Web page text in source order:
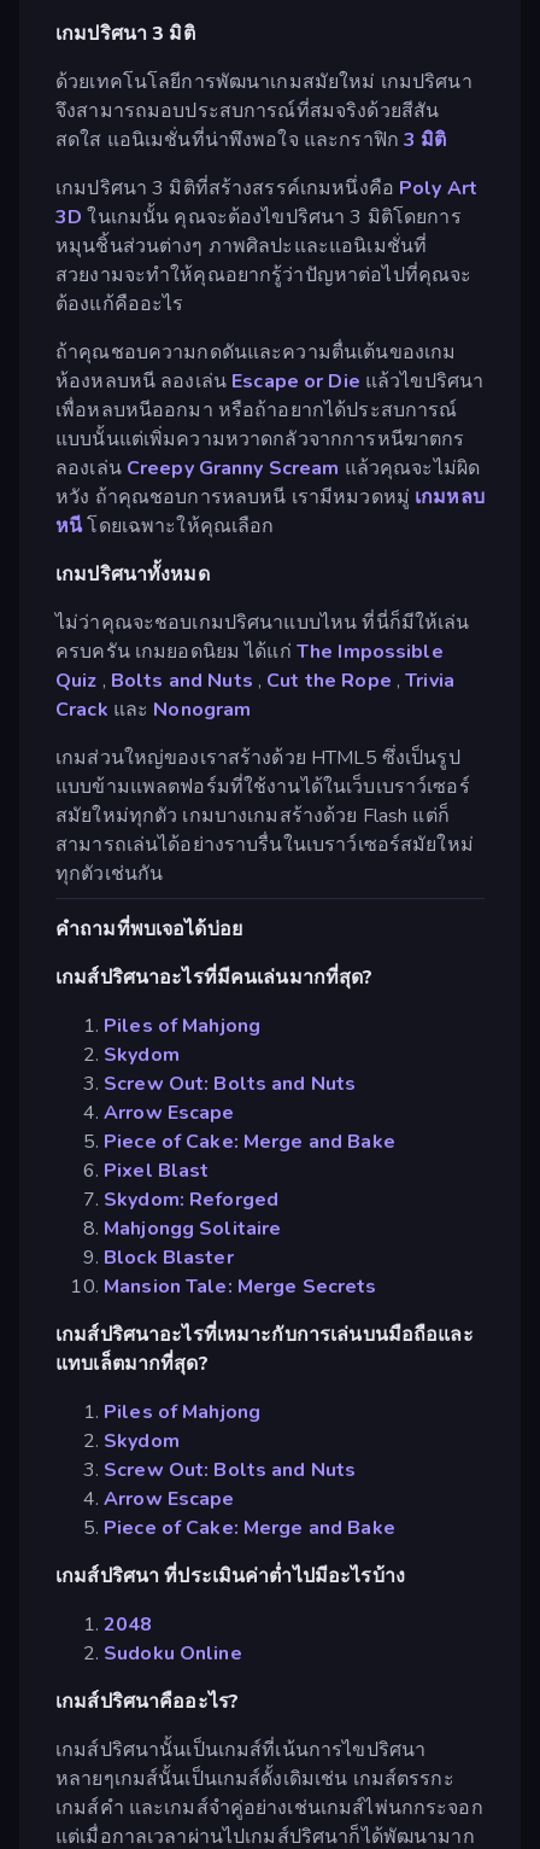
เกมปริศนา 3 มิติ
ด้วยเทคโนโลยีการพัฒนาเกมสมัยใหม่ เกมปริศนา
จึงสามารถมอบประสบการณ์ที่สมจริงด้วยสีสัน
สดใส แอนิเมชั่นที่น่าพึงพอใจ และกราฟิก3 มิติ
เกมปริศนา 3 มิติที่สร้างสรรค์เกมหนึ่งคือ Poly Art
3D ในเกมนั้น คุณจะต้องไขปริศนา 3 มิติโดยการ
หมุนชิ้นส่วนต่างๆ ภาพศิลปะและแอนิเมชั่นที่
สวยงามจะทำให้คุณอยากรู้ว่าปัญหาต่อไปที่คุณจะ
ต้องแก้คืออะไร
ถ้าคุณชอบความกดดันและความตื่นเต้นของเกม
ห้องหลบหนี ลองเล่น Escape or Die แล้วไขปริศนา
เพื่อหลบหนีออกมา หรือถ้าอยากได้ประสบการณ์
แบบนั้นแต่เพิ่มความหวาดกลัวจากการหนีฆาตกร
ลองเล่น Creepy Granny Scream แล้วคุณจะไม่ผิด
หวัง ถ้าคุณชอบการหลบหนี เรามีหมวดหมู่ เกมหลบ
หนีโดยเฉพาะให้คุณเลือก
เกมปริศนาทั้งหมด
ไม่ว่าคุณจะชอบเกมปริศนาแบบไหน ที่นี่ก็มีให้เล่น
ครบครัน เกมยอดนิยม ได้แก่ The Impossible
Quiz , Bolts and Nuts , Cut the Rope ,Trivia
Crack และ Nonogram
เกมส่วนใหญ่ของเราสร้างด้วย HTML5 ซึ่งเป็นรูป
แบบข้ามแพลตฟอร์มที่ใช้งานได้ในเว็บเบราว์เซอร์
สมัยใหม่ทุกตัว เกมบางเกมสร้างด้วย Flash แต่ก็
สามารถเล่นได้อย่างราบรื่นในเบราว์เซอร์สมัยใหม่
ทุกตัวเช่นกัน
คำถามที่พบเจอได้บ่อย
เกมส์ปริศนาอะไรที่มีคนเล่นมากที่สุด?
Piles of Mahjong
Skydom
Screw Out: Bolts and Nuts
Arrow Escape
Piece of Cake: Merge and Bake
Pixel Blast
Skydom: Reforged
Mahjongg Solitaire
Block Blaster
Mansion Tale: Merge Secrets
เกมส์ปริศนาอะไรที่เหมาะกับการเล่นบนมือถือและ
แทบเล็ตมากที่สุด?
Piles of Mahjong
Skydom
Screw Out: Bolts and Nuts
Arrow Escape
Piece of Cake: Merge and Bake
เกมส์ปริศนา ที่ประเมินค่าต่ำไปมีอะไรบ้าง
2048
Sudoku Online
เกมส์ปริศนาคืออะไร?
เกมส์ปริศนานั้นเป็นเกมส์ที่เน้นการไขปริศนา
หลายๆเกมส์นั้นเป็นเกมส์ดั้งเดิมเช่น เกมส์ตรรกะ
เกมส์คำ และเกมส์จำคู่อย่างเช่นเกมส์ไพ่นกกระจอก
แต่เมื่อกาลเวลาผ่านไปเกมส์ปริศนาก็ได้พัฒนามาก